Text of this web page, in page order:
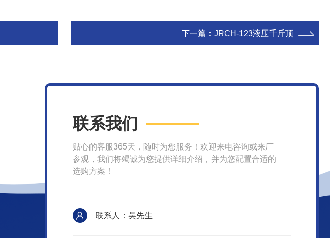
下一篇： JRCH-123液压千斤顶
联系我们
贴心的客服365天，随时为您服务！欢迎来电咨询或来厂
参观，我们将竭诚为您提供详细介绍，并为您配置合适的
选购方案！
联系人：吴先生